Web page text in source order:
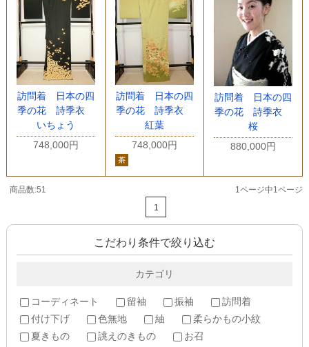
訪問着 日本の四
季の花 詩季衣
いちょう
748,000円
訪問着 日本の四
季の花 詩季衣
紅葉
748,000円
訪問着 日本の四
季の花 詩季衣
桜
880,000円
商品数:51
1ページ中1ページ
1
こだわり条件で絞り込む
カテゴリ
コーディネート 留袖 振袖
訪問着
付け下げ
色無地 紬
柔らかもの小紋
夏きもの
誂えのきもの
お召